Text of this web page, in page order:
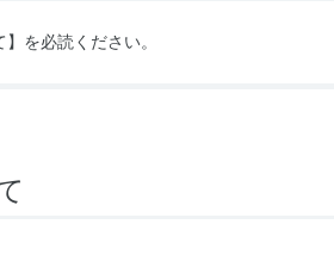
を必読ください。